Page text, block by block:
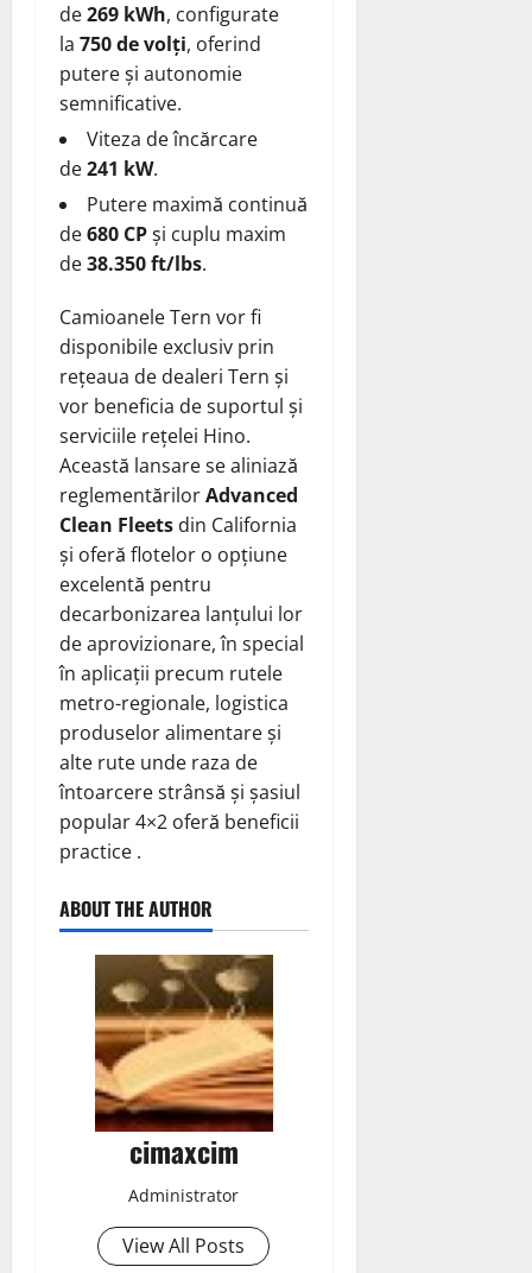
de269 kWh, configurate
la 750 de volți, oferind
putere și autonomie
semnificative.
Viteza de încărcare
de241 kW.
Putere maximă continuă
de680 CPși cuplu maxim
de38.350 ft/lbs.
Camioanele Tern vor fi
disponibile exclusiv prin
rețeaua de dealeri Tern și
vor beneficia de suportul și
serviciile rețelei Hino.
Această lansare se aliniază
reglementărilorAdvanced
Clean Fleets din California
și oferă flotelor o opțiune
excelentă pentru
decarbonizarea lanțului lor
de aprovizionare, în special
în aplicații precum rutele
metro-regionale, logistica
produselor alimentare și
alte rute unde raza de
întoarcere strânsă și șasiul
popular 4×2 oferă beneficii
practice .
ABOUT THE AUTHOR
cimaxcim
Administrator
View All Posts